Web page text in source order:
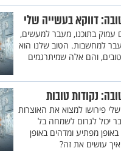
דווקא בעשייה שלי
עמוק בתוכנו, מעבר למעשים,
למחשבות. הטוב שלנו הוא
והם אלה שמיתרגמים
נקודות טובות
פירושו למצוא את האוצרות
יכול לגרום לשמחה בל
מפתיע ומדהים באופן
עושים את זה?